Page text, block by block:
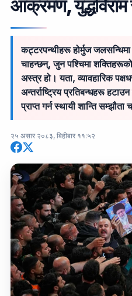
आक्रमण, युद्धविराम
कट्टरपन्थीहरू होर्मुज जलसन्धिमा
चाहन्छन्, जुन पश्चिमा शक्तिहरूको
अस्त्र हो। यता, व्यावहारिक
अन्तर्राष्ट्रिय प्रतिबन्धहरू
प्राप्त गर्न स्थायी शान्ति सम्झौता
२५ असार २०८३, बिहीबार ११:५२